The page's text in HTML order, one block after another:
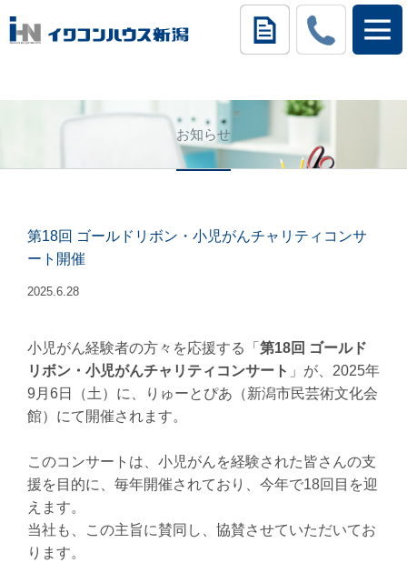
お知らせ
第18回 ゴールドリボン・小児がんチャリティコンサ
ート開催
2025.6.28
小児がん経験者の方々を応援する「 第18回 ゴールド
リボン・小児がんチャリティコンサート 」が、2025年
9月6日（土）に、りゅーとぴあ（新潟市民芸術文化会
館）にて開催されます。
このコンサートは、小児がんを経験された皆さんの支
援を目的に、毎年開催されており、今年で18回目を迎
えます。
当社も、この主旨に賛同し、協賛させていただいてお
ります。